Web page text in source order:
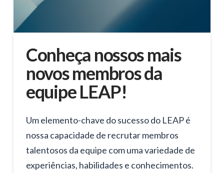
Conheça nossos mais
novos membros da
equipe LEAP!
Um elemento-chave do sucesso do LEAP é
nossa capacidade de recrutar membros
talentosos da equipe com uma variedade de
experiências, habilidades e conhecimentos.